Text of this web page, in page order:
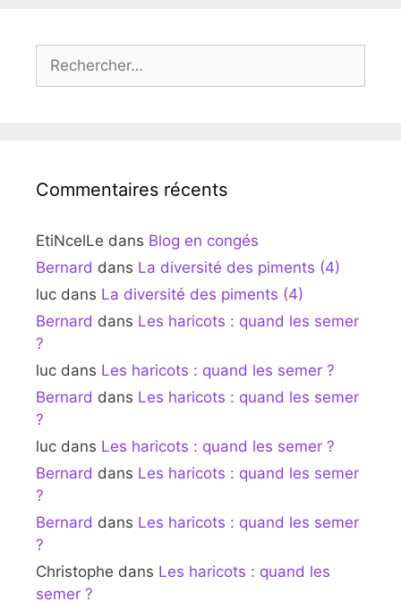
Commentaires récents
EtiNcelLe dans Blog en congés
Bernard dans La diversité des piments (4)
luc dans La diversité des piments (4)
Bernard dans Les haricots : quand les semer
?
luc dans Les haricots : quand les semer ?
Bernard dans Les haricots : quand les semer
?
luc dans Les haricots : quand les semer ?
Bernard dans Les haricots : quand les semer
?
Bernard dans Les haricots : quand les semer
?
Christophe dans Les haricots : quand les
semer ?